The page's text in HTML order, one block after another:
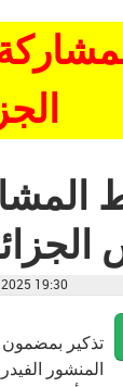
19:30
تذكير بمضمون
المنشور